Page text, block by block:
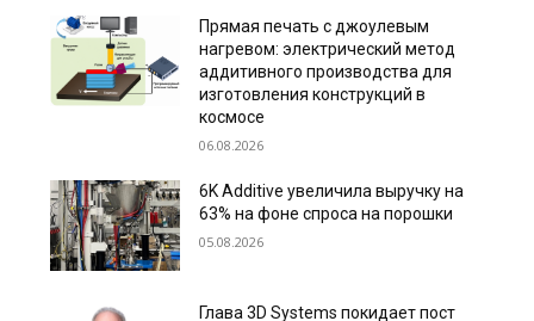
Прямая печать с джоулевым
нагревом: электрический метод
аддитивного производства для
изготовления конструкций в
космосе
06.08.2026
6K Additive увеличила выручку на
63% на фоне спроса на порошки
05.08.2026
Глава 3D Systems покидает пост